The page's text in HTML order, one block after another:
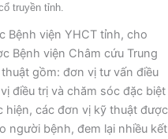
truyền tỉnh.
Bệnh viện YHCT tỉnh, cho
Bệnh viện Châm cứu Trung
gồm: đơn vị tư vấn điều
điều trị và chăm sóc đặc biệt
hiện, các đơn vị kỹ thuật được
người bệnh, đem lại nhiều kết